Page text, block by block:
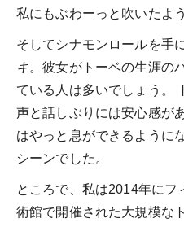
私にもぶわーっと吹いたよ
そしてシナモンロールを手
キ。彼女がトーベの生涯の
ている人は多いでしょう。
声と話しぶりには安心感が
はやっと息ができるように
シーンでした。
ところで、私は2014年にフ
術館で開催された大規模な